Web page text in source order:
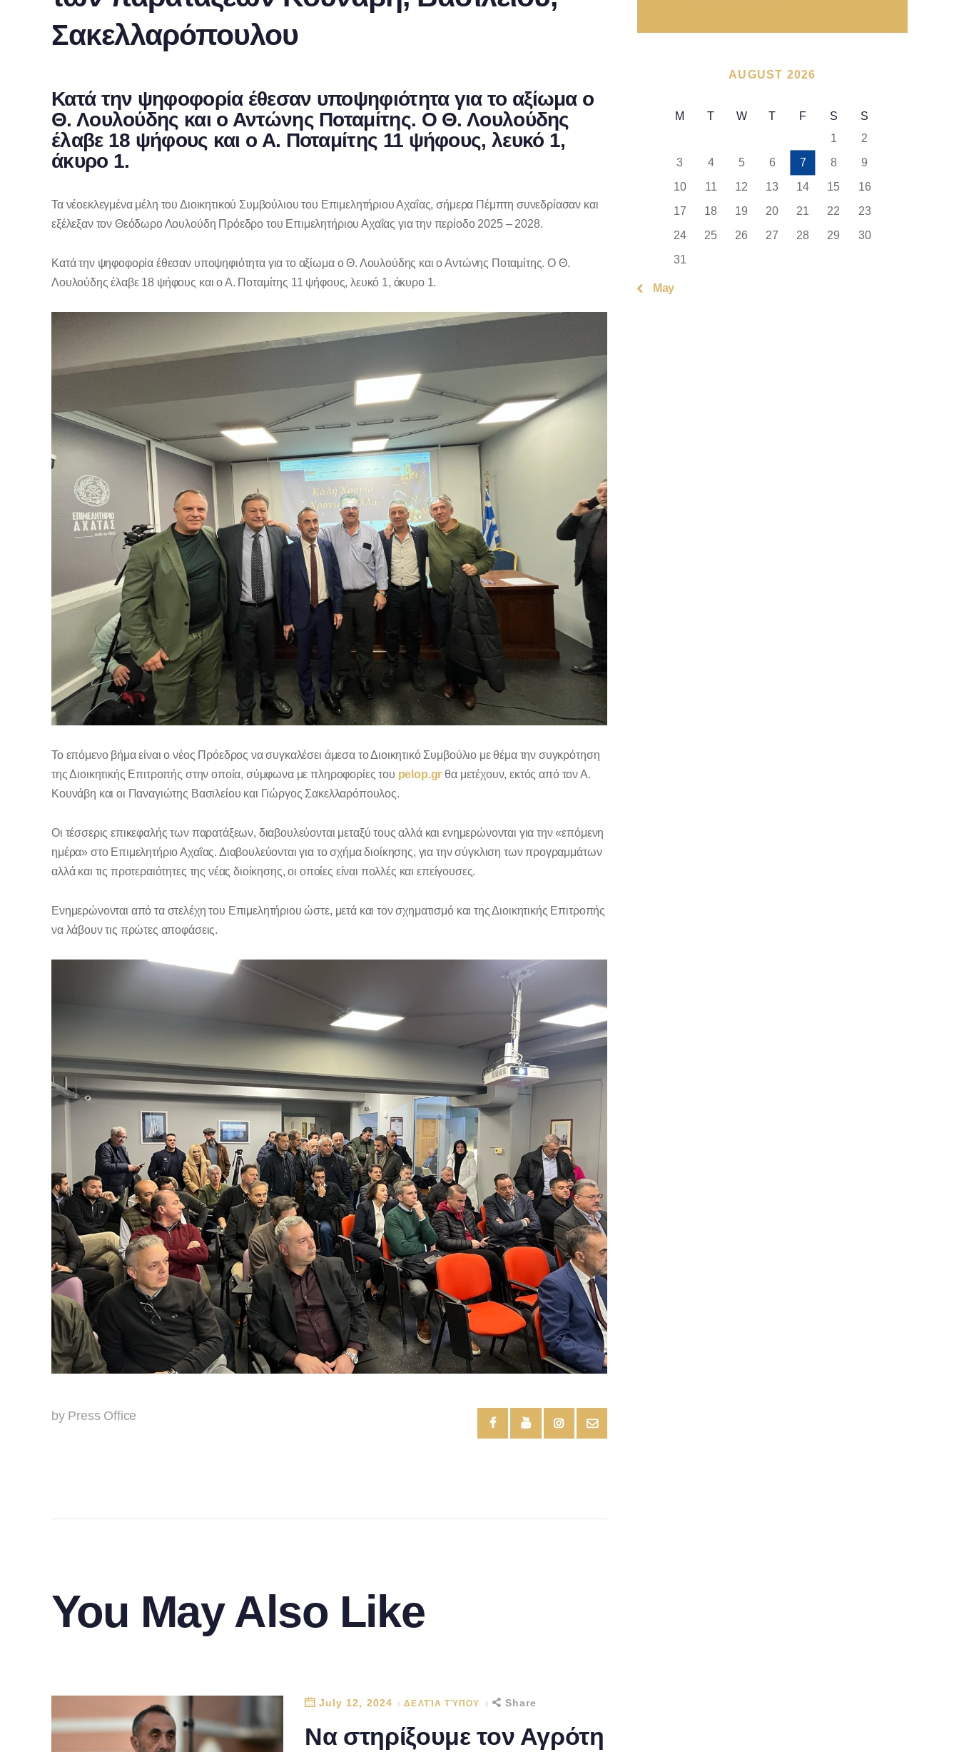
Σακελλαρόπουλου
Κατά την ψηφοφορία έθεσαν υποψηφιότητα για το αξίωμα ο
Θ. Λουλούδης και ο Αντώνης Ποταμίτης. Ο Θ. Λουλούδης
έλαβε 18 ψήφους και ο Α. Ποταμίτης 11 ψήφους, λευκό 1,
άκυρο 1.
Τα νέοεκλεγμένα μέλη του Διοικητικού Συμβούλιου του Επιμελητήριου Αχαΐας, σήμερα Πέμπτη συνεδρίασαν και
εξέλεξαν τον Θεόδωρο Λουλούδη Πρόεδρο του Επιμελητήριου Αχαΐας για την περίοδο 2025 – 2028.
Κατά την ψηφοφορία έθεσαν υποψηφιότητα για το αξίωμα ο Θ. Λουλούδης και ο Αντώνης Ποταμίτης. Ο Θ.
Λουλούδης έλαβε 18 ψήφους και ο Α. Ποταμίτης 11 ψήφους, λευκό 1, άκυρο 1.
Το επόμενο βήμα είναι ο νέος Πρόεδρος να συγκαλέσει άμεσα το Διοικητικό Συμβούλιο με θέμα την συγκρότηση
της Διοικητικής Επιτροπής στην οποία, σύμφωνα με πληροφορίες του pelop.gr θα μετέχουν, εκτός από τον Α.
Κουνάβη και οι Παναγιώτης Βασιλείου και Γιώργος Σακελλαρόπουλος.
Οι τέσσερις επικεφαλής των παρατάξεων, διαβουλεύονται μεταξύ τους αλλά και ενημερώνονται για την «επόμενη
ημέρα» στο Επιμελητήριο Αχαΐας. Διαβουλεύονται για το σχήμα διοίκησης, για την σύγκλιση των προγραμμάτων
αλλά και τις προτεραιότητες της νέας διοίκησης, οι οποίες είναι πολλές και επείγουσες.
Ενημερώνονται από τα στελέχη του Επιμελητήριου ώστε, μετά και τον σχηματισμό και της Διοικητικής Επιτροπής
να λάβουν τις πρώτες αποφάσεις.
by Press Office
You May Also Like
July 12, 2024 ΔΕΛΤΊΑ ΤΎΠΟΥ Share
Να στηρίξουμε τον Αγρότη
AUGUST 2026
M T W T F S
S
1
2
3
4 5 6 7 8
9
10
11 12 13 14 15
16
17
18 19 20 21 22
23
24
25 26 27 28 29
30
31
« May